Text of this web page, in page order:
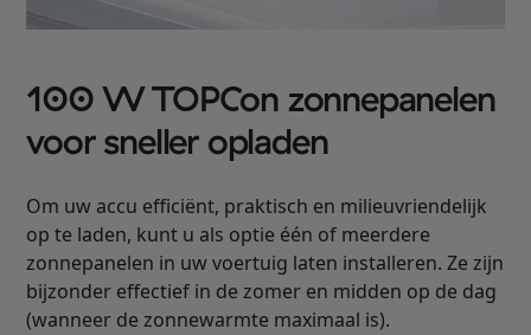
100 W TOPCon zonnepanelen
voor sneller opladen
Om uw accu efficiënt, praktisch en milieuvriendelijk
op te laden, kunt u als optie één of meerdere
zonnepanelen in uw voertuig laten installeren. Ze zijn
bijzonder effectief in de zomer en midden op de dag
(wanneer de zonnewarmte maximaal is).